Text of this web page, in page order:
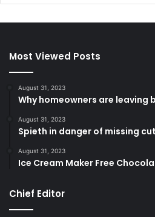
Most Viewed Posts
August 31, 2023
Why homeowners are leaving
August 31, 2023
Spieth in danger of missing cut
August 31, 2023
Ice Cream Maker Free
Chief Editor